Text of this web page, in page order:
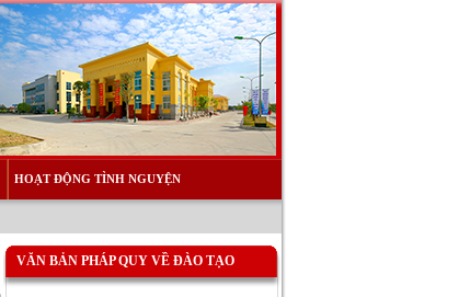
HOẠT ĐỘNG TÌNH NGUYỆN
VĂN BẢN PHÁP QUY VỀ ĐÀO TẠO